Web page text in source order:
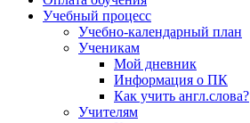
Учебный процесс
Учебно-календарный план
Ученикам
Мой дневник
Информация о ПК
Как учить англ.слова?
Учителям